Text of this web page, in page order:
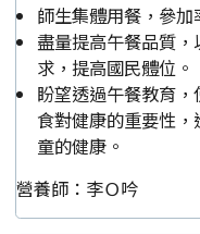
師生集體用餐，參加
盡量提高午餐品質
求，提高國民體位。
盼望透過午餐教育
食對健康的重要性
童的健康。
營養師：李Ｏ吟